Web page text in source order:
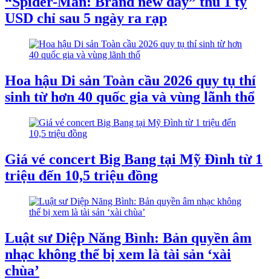
USD chỉ sau 5 ngày ra rạp
Hoa hậu Di sản Toàn cầu 2026 quy tụ thí
sinh từ hơn 40 quốc gia và vùng lãnh thổ
Giá vé concert Big Bang tại Mỹ Đình từ 1
triệu đến 10,5 triệu đồng
Luật sư Diệp Năng Bình: Bản quyền âm
nhạc không thể bị xem là tài sản ‘xài
chùa’